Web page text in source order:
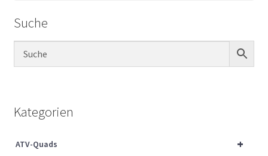
Sachs Ersatzteile
Über uns
Vertrag widerrufen
Suche
Kategorien
+
ATV-Quads